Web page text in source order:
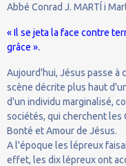
Abbé Conrad J. MARTÍ i
« Il se jeta la face contre
grâce ».
Aujourd'hui, Jésus passe à
scène décrite plus haut
d'un individu marginalisé,
sociétés, qui cherchent les
Bonté et Amour de Jésus.
A l'époque les lépreux
effet, les dix lépreux ont